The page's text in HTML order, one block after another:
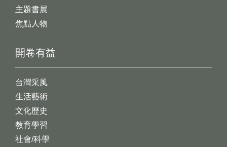
開卷有益
台灣采風
生活藝術
文化歷史
教育學習
社會/科學
主題書展
焦點人物